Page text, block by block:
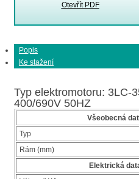
Otevřít PDF
Popis
Ke stažení
Typ elektromotoru: 3LC-
400/690V 50HZ
Všeobecná
Typ
Rám (mm)
Elektrická